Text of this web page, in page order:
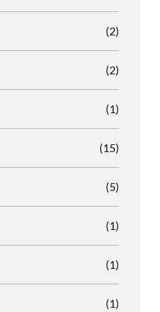
(2)
(2)
(1)
(15)
(5)
(1)
(1)
(1)